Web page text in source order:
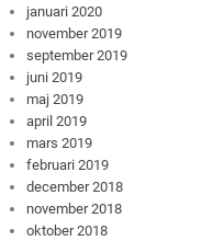
januari 2020
november 2019
september 2019
juni 2019
maj 2019
april 2019
mars 2019
februari 2019
december 2018
november 2018
oktober 2018